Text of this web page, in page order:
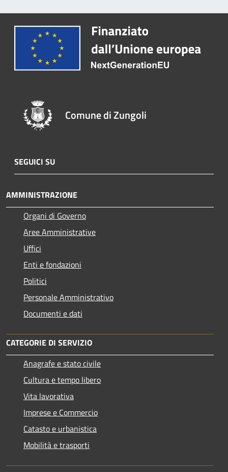
Comune di Zungoli
SEGUICI SU
AMMINISTRAZIONE
Organi di Governo
Aree Amministrative
Uffici
Enti e fondazioni
Politici
Personale Amministrativo
Documenti e dati
CATEGORIE DI SERVIZIO
Anagrafe e stato civile
Cultura e tempo libero
Vita lavorativa
Imprese e Commercio
Catasto e urbanistica
Mobilità e trasporti